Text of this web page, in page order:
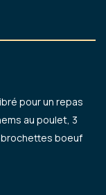
pour un repas
au poulet, 3
boeuf